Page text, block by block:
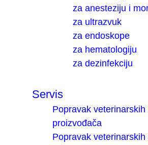
za anesteziju i
za ultrazvuk
za endoskope
za hematologiju
za dezinfekciju
Servis
Popravak
proizvođača
Popravak veterinarskih